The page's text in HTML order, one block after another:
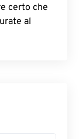
certo che
al